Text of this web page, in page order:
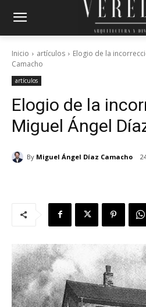
Inicio artículos
Elogio de la
Camacho
artículos
Elogio de la
Miguel Ángel
By Miguel Ángel Díaz Camacho